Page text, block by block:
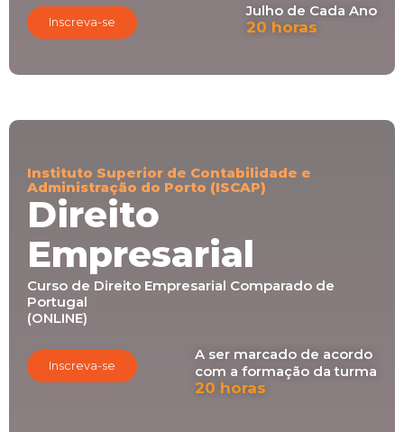
Inscreva-se
Julho de Cada Ano
20 horas
Instituto Superior de Contabilidade e
Administração do Porto (ISCAP)
Direito
Empresarial
Curso de Direito Empresarial Comparado de
Portugal
(ONLINE)
Inscreva-se
A ser marcado de acordo
com a formação da turma
20 horas